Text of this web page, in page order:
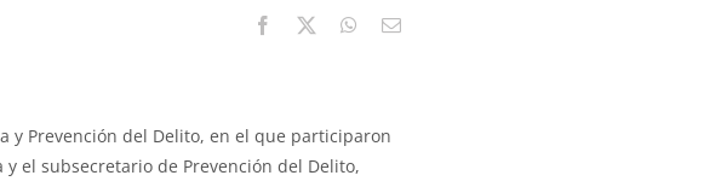
y Prevención del Delito, en el que participaron
el subsecretario de Prevención del Delito,